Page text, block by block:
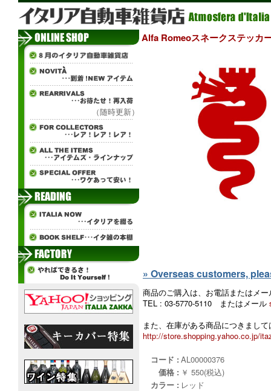
（随時更新）
Alfa Romeoスネークステッカ
» Overseas customers,
商品のご購入は、お電話またはメ
TEL : 03-5770-5110 またはメール
また、在庫がある商品につきまし
http://store.shopping.yahoo.co.jp/
コード : AL00000376
価格 : ￥ 550(税込)
カラー : レッド